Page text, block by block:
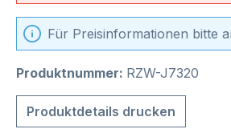
Für Preisinformationen bitte
Produktnummer: RZW-J7320
Produktdetails drucken